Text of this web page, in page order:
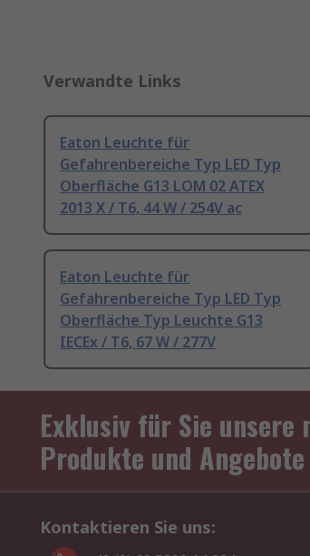
Verwandte Links
Eaton Leuchte für
Gefahrenbereiche Typ LED Typ
Oberfläche G13 LOM 02 ATEX
2013 X / T6, 44 W / 254V ac
Eaton Leuchte für
Gefahrenbereiche Typ LED Typ
Oberfläche Typ Leuchte G13
IECEx / T6, 67 W / 277V
Exklusiv für Sie unsere
Produkte und Angebote
Kontaktieren Sie uns: